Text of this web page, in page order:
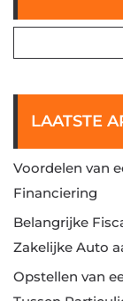
LAATSTE
Voordelen van
Financiering
Belangrijke
Zakelijke Auto
Opstellen van